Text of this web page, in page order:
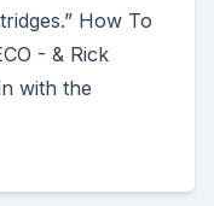
How To
- & Rick
with the